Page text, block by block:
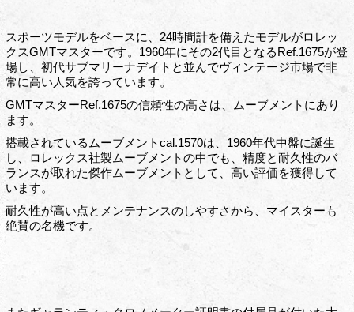
スポーツモデルをベースに、24時間計を備えたモデルがロレッ
クスGMTマスターです。1960年にその2代目となるRef.1675が登
場し、初代サブマリーナデイトと並んでヴィンテージ市場で非
常に高い人気を誇っています。
GMTマスターRef.1675の信頼性の高さは、ムーブメントにあり
ます。
搭載されているムーブメントcal.1570は、1960年代中盤に誕生
し、ロレックス社製ムーブメントの中でも、精度と耐久性のバ
ランスが取れた傑作ムーブメントとして、高い評価を獲得して
います。
耐久性が高い点とメンテナンスのしやすさから、マイスターも
絶賛の名機です。